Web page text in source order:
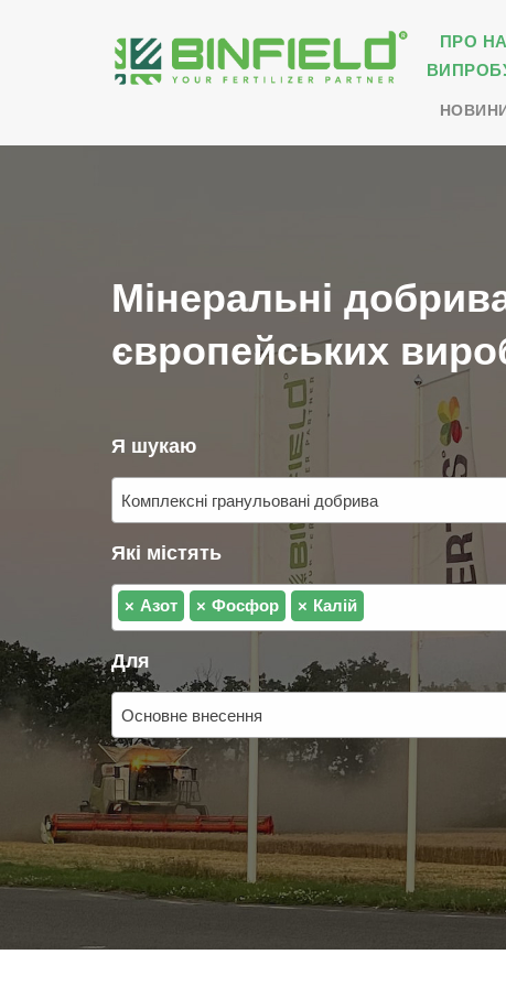
ПРО
Мінеральні
європейських
Я шукаю
Комплексні гранульовані добрива
Які містять
× Азот × Фосфор × Калій
Для
Основне внесення